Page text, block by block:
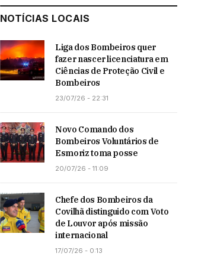
NOTÍCIAS LOCAIS
Liga dos Bombeiros quer
fazer nascer licenciatura em
Ciências de Proteção Civil e
Bombeiros
23/07/26 - 22:31
Novo Comando dos
Bombeiros Voluntários de
Esmoriz toma posse
20/07/26 - 11:09
Chefe dos Bombeiros da
Covilhã distinguido com Voto
de Louvor após missão
internacional
17/07/26 - 0:13